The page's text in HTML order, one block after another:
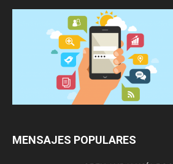
MENSAJES POPULARES